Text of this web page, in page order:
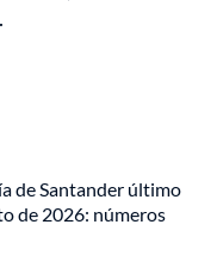
de Santander último
de 2026: números